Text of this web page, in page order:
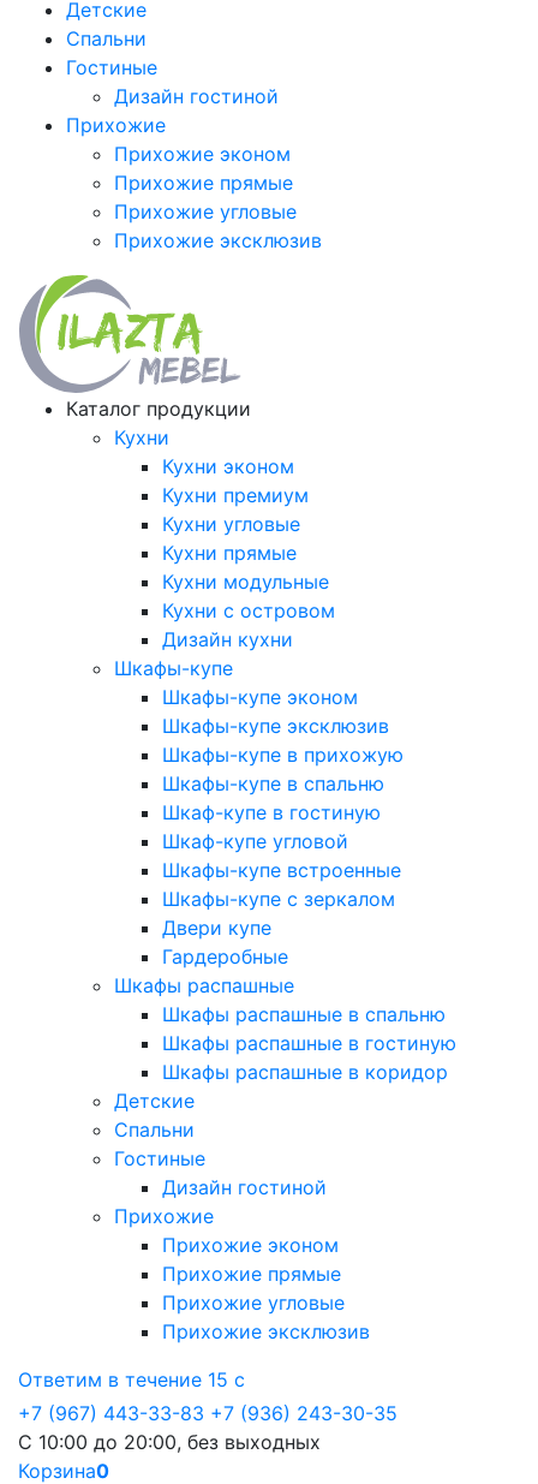
Детские
Спальни
Гостиные
Дизайн гостиной
Прихожие
Прихожие эконом
Прихожие прямые
Прихожие угловые
Прихожие эксклюзив
Каталог продукции
Кухни
Кухни эконом
Кухни премиум
Кухни угловые
Кухни прямые
Кухни модульные
Кухни с островом
Дизайн кухни
Шкафы-купе
Шкафы-купе эконом
Шкафы-купе эксклюзив
Шкафы-купе в прихожую
Шкафы-купе в спальню
Шкаф-купе в гостиную
Шкаф-купе угловой
Шкафы-купе встроенные
Шкафы-купе с зеркалом
Двери купе
Гардеробные
Шкафы распашные
Шкафы распашные в спальню
Шкафы распашные в гостиную
Шкафы распашные в коридор
Детские
Спальни
Гостиные
Дизайн гостиной
Прихожие
Прихожие эконом
Прихожие прямые
Прихожие угловые
Прихожие эксклюзив
Ответим в течение 15 с
+7 (967) 443-33-83 +7 (936) 243-30-35
С 10:00 до 20:00, без выходных
Корзина0